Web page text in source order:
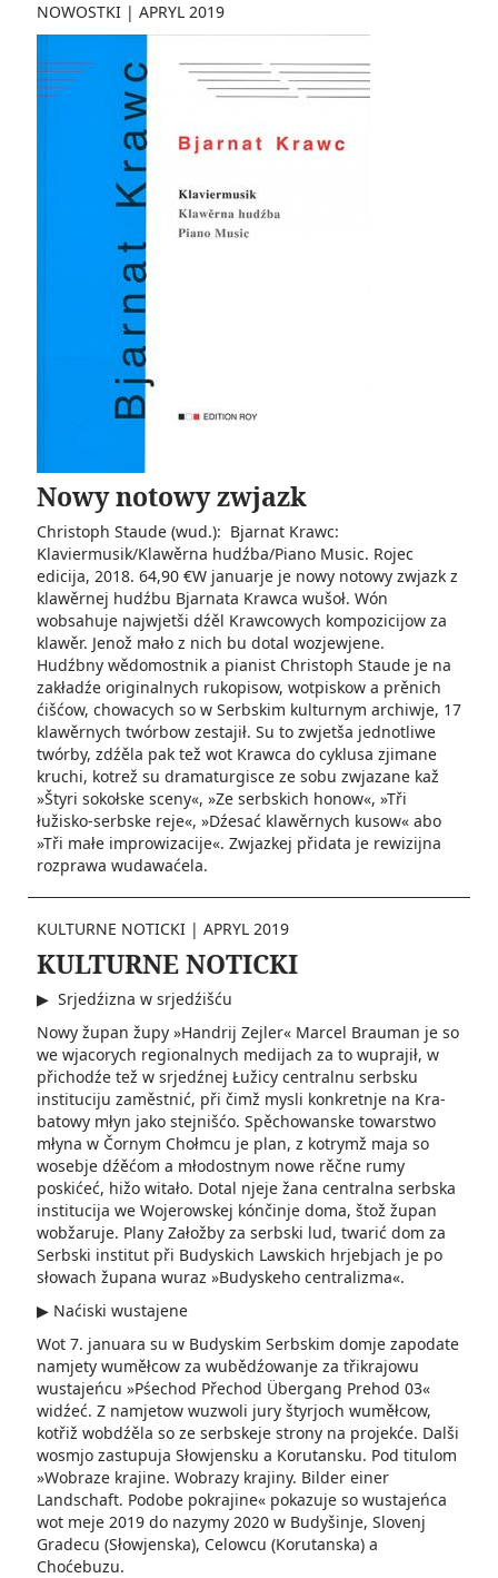
NOWOSTKI | APRYL 2019
Nowy notowy zwjazk
Christoph Staude (wud.): Bjarnat Krawc:
Klaviermusik/Klawěrna hudźba/Piano Music. Rojec
edicija, 2018. 64,90 €W januarje je nowy notowy zwjazk z
klawěrnej hudźbu Bjarnata Krawca wušoł. Wón
wobsahuje najwjetši dźěl Krawcowych kompozicijow za
klawěr. Jenož mało z nich bu dotal wozjewjene.
Hudźbny wědomostnik a pianist Christoph Staude je na
zakładźe originalnych rukopisow, wotpiskow a prěnich
ćišćow, chowacych so w Serbskim kulturnym archiwje, 17
klawěrnych twórbow zestajił. Su to zwjetša jednotliwe
twórby, zdźěla pak tež wot Krawca do cyklusa zjimane
kruchi, kotrež su dramaturgisce ze sobu zwjazane kaž
»Štyri sokołske sceny«, »Ze serbskich honow«, »Tři
łužisko-serbske reje«, »Dźesać klawěrnych kusow« abo
»Tři małe improwizacije«. Zwjazkej přidata je rewizijna
rozprawa wudawaćela.
KULTURNE NOTICKI | APRYL 2019
KULTURNE NOTICKI
▶ Srjedźizna w srjedźišću
Nowy župan župy »Handrij Zejler« Marcel Brauman je so
we wjacorych regionalnych medijach za to­ wuprajił, w
přichodźe tež w srjedźnej Łužicy centralnu serbsku
instituciju zaměst­nić, při čimž mysli konkretnje na Kra­
ba­towy młyn jako stejni­šćo. Spěchowanske towarstwo
młyna w Čornym Chołmcu je plan­, z kotrymž maja so
wosebje dźěćom a młodostnym nowe rěčne rumy
poskićeć, hižo witało. Dotal njeje žana centralna serbska
institucija we Wojerowskej kón­či­nje doma, štož župan
wobžaruje. Plany Załožby za serb­ski lud, twarić dom za
Serbski insti­tut při Budyskich Lawskich hrjebjach je po
słowach župana wuraz »Budyskeho centralizma«.
▶ Naćiski wustajene
Wot 7. januara su w Budyskim Serbskim domje zapodate
namjety wuměłcow za wu­bědźowanje za třikrajowu
wustajeńcu »Pśechod Přechod Übergang Prehod 03«
widźeć. Z namjetow wuzwoli jury štyrjoch wuměłcow,
kotřiž wobdźěla so ze serbskeje strony na projekće. Dalši
wosmjo zastupuja Słowjensku a Korutansku. Pod titulom
»Wobraze krajine. Wobrazy krajiny. Bilder einer
Landschaft. Podobe pokra­jine« pokazuje so wusta­jeńca
wot meje 2019 do nazymy 2020 w Budyšinje, Slovenj
Gradecu (Słowjenska), Celowcu (Korutanska) a
Choćebuzu.